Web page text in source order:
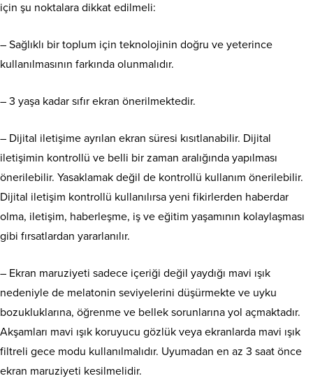
için şu noktalara dikkat edilmeli:
– Sağlıklı bir toplum için teknolojinin doğru ve yeterince
kullanılmasının farkında olunmalıdır.
– 3 yaşa kadar sıfır ekran önerilmektedir.
– Dijital iletişime ayrılan ekran süresi kısıtlanabilir. Dijital
iletişimin kontrollü ve belli bir zaman aralığında yapılması
önerilebilir. Yasaklamak değil de kontrollü kullanım önerilebilir.
Dijital iletişim kontrollü kullanılırsa yeni fikirlerden haberdar
olma, iletişim, haberleşme, iş ve eğitim yaşamının kolaylaşması
gibi fırsatlardan yararlanılır.
– Ekran maruziyeti sadece içeriği değil yaydığı mavi ışık
nedeniyle de melatonin seviyelerini düşürmekte ve uyku
bozukluklarına, öğrenme ve bellek sorunlarına yol açmaktadır.
Akşamları mavi ışık koruyucu gözlük veya ekranlarda mavi ışık
filtreli gece modu kullanılmalıdır. Uyumadan en az 3 saat önce
ekran maruziyeti kesilmelidir.